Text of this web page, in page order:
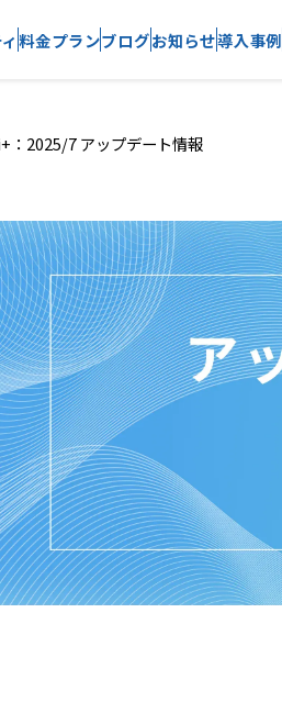
料金プランブログお知らせ導入事例
：2025/7 アップデート情報